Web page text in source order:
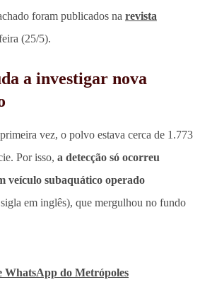
foram publicados na revista
(25/5).
a investigar nova
vez, o polvo estava cerca de 1.773
Por isso, a detecção só ocorreu
veículo subaquático operado
em inglês), que mergulhou no fundo
WhatsApp do Metrópoles